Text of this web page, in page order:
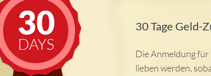
30 Tage Geld-
Die Anmeldung für
lieben werden,